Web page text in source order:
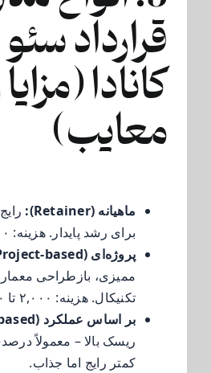
قرارداد
کانادا
معایب)
ماهیانه (Retainer):
برای رشد پایدار. هزینه: ۱,۵۰۰ تا ۸,۰۰۰ دلار.
پروژه‌ای (Project-based):
ممیزی، بازطراحی
تکنیکال. هزینه: ۲,۰۰۰ تا ۱۰,۰۰۰ دلار یکبار.
بر اساس عملکرد (Performance-based):
ریسک بالا – معمولاً
کمتر رایج اما جذاب.